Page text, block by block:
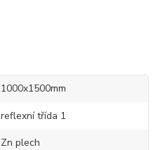
1000x1500mm
reflexní třída 1
Zn plech